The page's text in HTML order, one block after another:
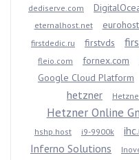
dediserve.com
eternalhost.net
firstdedic.ru
firstvds
fleio.com fornex.com
Google Cloud Platform
hetzner
Hetzner Online
hshp.host
i9-9900k
Inferno Solutions